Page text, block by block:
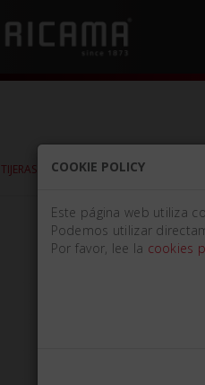
TIJERAS QUIRÚRGICAS/ TIJERA
COOKIE POLICY
Este página web utiliza
Podemos utilizar
Por favor, lee la cookies